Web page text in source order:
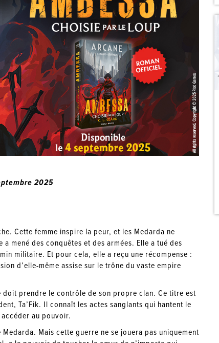
2025
Cette femme inspire la peur, et les Medarda ne
mené des conquêtes et des armées. Elle a tué des
militaire. Et pour cela, elle a reçu une récompense :
d’elle-même assise sur le trône du vaste empire
prendre le contrôle de son propre clan. Ce titre est
Ta’Fik. Il connaît les actes sanglants qui hantent le
accéder au pouvoir.
Mais cette guerre ne se jouera pas uniquement